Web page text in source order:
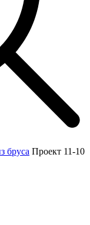
бруса Проект 11-10